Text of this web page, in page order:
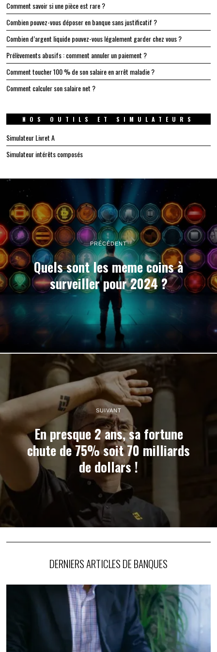
Comment savoir si une pièce est rare ?
Combien pouvez-vous déposer en banque sans justificatif ?
Combien d’argent liquide pouvez-vous légalement garder chez vous ?
Prélèvements abusifs : comment annuler un paiement ?
Comment toucher 100 % de son salaire en arrêt maladie ?
Comment calculer son salaire net ?
NOS OUTILS ET SIMULATEURS
Simulateur Livret A
Simulateur intérêts composés
PRÉCÉDENT
Quels sont les meme coins à
surveiller pour 2024 ?
SUIVANT
En presque 2 ans, sa fortune
chute de 75% soit 70 milliards
de dollars !
DERNIERS ARTICLES DE BANQUES